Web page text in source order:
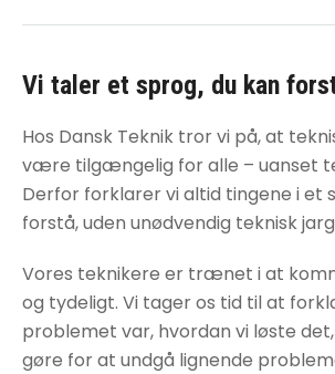
Vi taler et sprog, du kan
Hos Dansk Teknik tror vi på, at
være tilgængelig for alle – uanset
Derfor forklarer vi altid tingene i et
forstå, uden unødvendig teknisk
Vores teknikere er trænet i at
og tydeligt. Vi tager os tid til at
problemet var, hvordan vi løste
gøre for at undgå lignende